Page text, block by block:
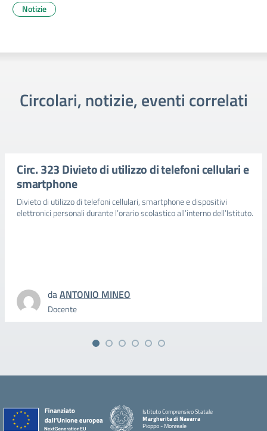
Notizie
Circolari, notizie, eventi correlati
Circ. 323 Divieto di utilizzo di telefoni cellulari e
smartphone
Divieto di utilizzo di telefoni cellulari, smartphone e dispositivi
elettronici personali durante l’orario scolastico all’interno dell’Istituto.
daANTONIO MINEO
Docente
Istituto Comprensivo Statale
Margherita di Navarra
Pioppo - Monreale